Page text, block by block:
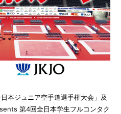
本ジュニア空手道選手権大会」及
第4回全日本学生フルコンタク